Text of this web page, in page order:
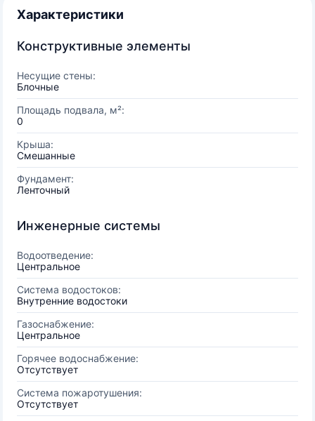
Характеристики
Конструктивные элементы
Несущие стены:
Блочные
Площадь подвала, м²:
0
Крыша:
Смешанные
Фундамент:
Ленточный
Инженерные системы
Водоотведение:
Центральное
Система водостоков:
Внутренние водостоки
Газоснабжение:
Центральное
Горячее водоснабжение:
Отсутствует
Система пожаротушения:
Отсутствует